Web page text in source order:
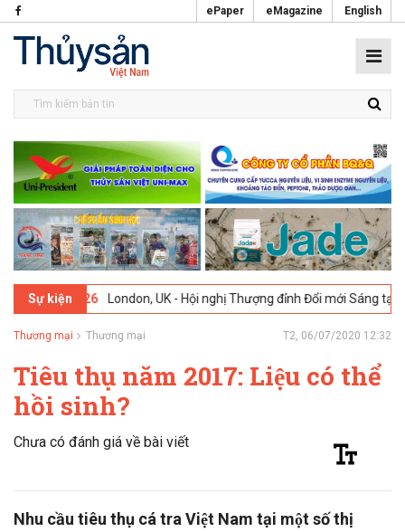
ePaper eMagazine English
Sự kiện
London, UK - Hội nghị Thượng đỉnh Đổi mới Sáng tạo trong
Thương mại Thương mại T2, 06/07/2020 12:32
Tiêu thụ năm 2017: Liệu có thể
hồi sinh?
Chưa có đánh giá về bài viết
Nhu cầu tiêu thụ cá tra Việt Nam tại một số thị